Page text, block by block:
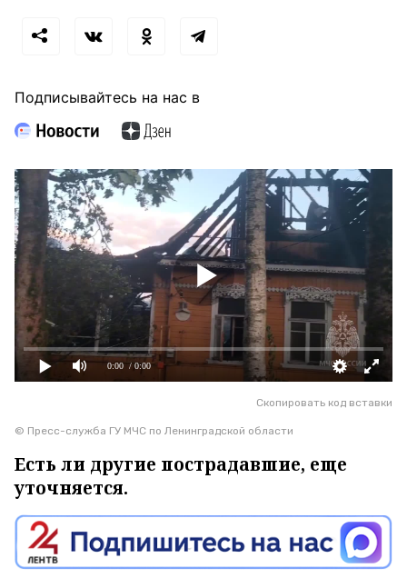
Подписывайтесь на нас в
0:00 / 0:00
Скопировать код вставки
© Пресс-служба ГУ МЧС по Ленинградской области
Есть ли другие пострадавшие, еще
уточняется.